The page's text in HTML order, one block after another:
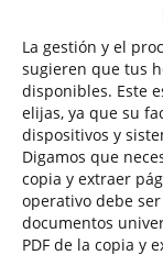
La gestión y el
sugieren que tus
disponibles. Este
elijas, ya que su
dispositivos y
Digamos que
copia y extraer
operativo debe
documentos
PDF de la copia y